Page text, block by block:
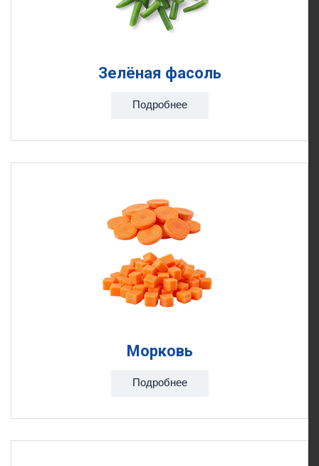
Зелёная фасоль
Подробнее
Морковь
Подробнее